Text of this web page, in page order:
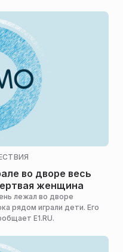
во дворе весь
женщина
лежал во дворе
рядом играли дети. Его
E1.RU.